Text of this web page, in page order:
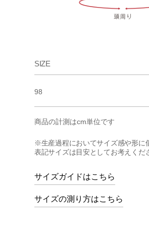
SIZE
98
商品の計測はcm単位です
※生産過程においてサイズ感や形に
表記サイズは目安としてお考えくだ
サイズガイドはこちら
サイズの測り方はこちら